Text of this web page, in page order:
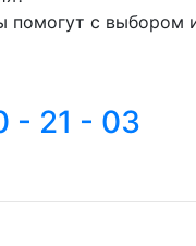
помогут с выбором
- 21 - 03